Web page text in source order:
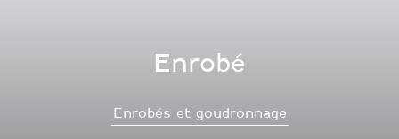
Enrobé
Enrobés et goudronnage